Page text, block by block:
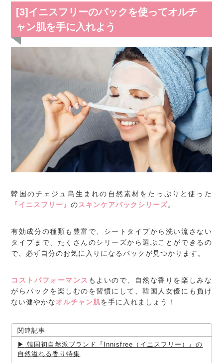
[3]イニスフリーのパックを使ってオルチ
ャン肌を手に入れよう
韓国のチェジュ島生まれの自然素材をたっぷりと使った
『イニスフリー』のスキンケアパックシリーズ。
有効成分の種類も豊富で、シートタイプから洗い流さない
タイプまで、たくさんのシリーズから選ぶことができるの
で、必ず自分のお気に入りになるパックが見つかります。
コストパフォーマンス もよいので、自然な香りを楽しみな
がらパックを楽しむのを習慣にして、韓国人女優にも負け
ない健やかなオルチャン肌を手に入れましょう！
関連記事
韓国初自然派ブランド『Innisfree（イニスフリー）』の
自然溢れる香り特集